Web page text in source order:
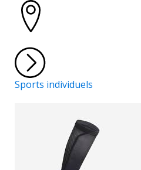
Sports individuels